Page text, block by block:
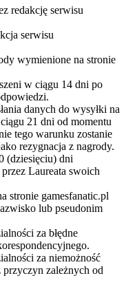
redakcję serwisu
serwisu
wymienione na stronie
w ciągu 14 dni po
danych do wysyłki na
21 dni od momentu
tego warunku zostanie
rezygnacja z nagrody.
(dziesięciu) dni
Laureata swoich
stronie gamesfanatic.pl
lub pseudonim
za błędne
za niemożność
zależnych od